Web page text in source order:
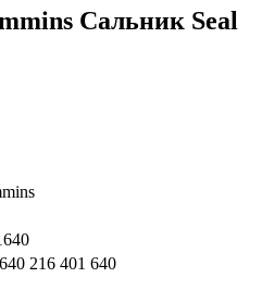
Сальник Seal
216 401 640